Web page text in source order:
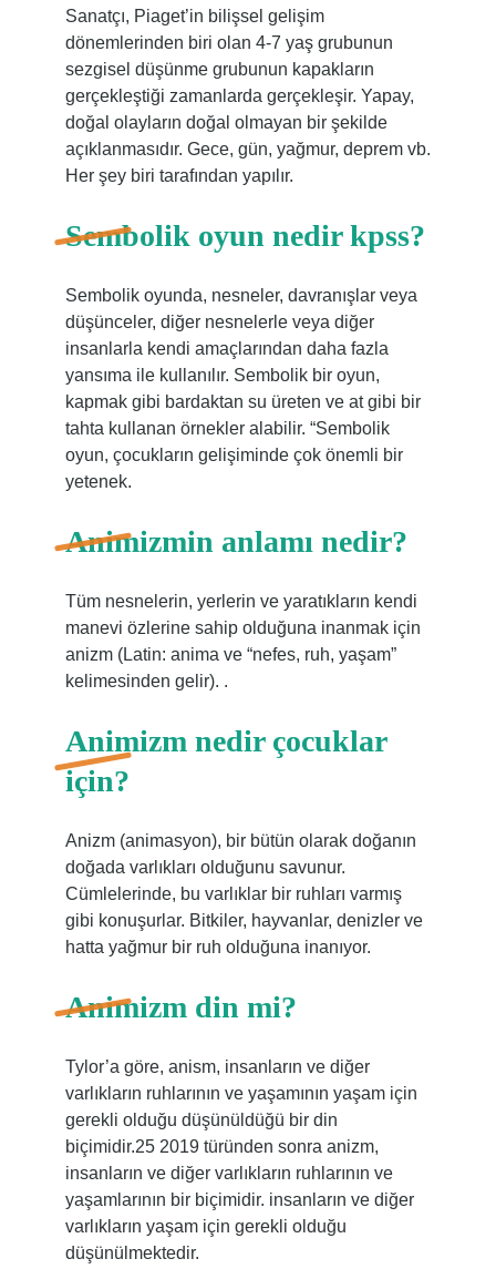
Sanatçı, Piaget’in bilişsel gelişim
dönemlerinden biri olan 4-7 yaş grubunun
sezgisel düşünme grubunun kapakların
gerçekleştiği zamanlarda gerçekleşir. Yapay,
doğal olayların doğal olmayan bir şekilde
açıklanmasıdır. Gece, gün, yağmur, deprem vb.
Her şey biri tarafından yapılır.
Sembolik oyun nedir kpss?
Sembolik oyunda, nesneler, davranışlar veya
düşünceler, diğer nesnelerle veya diğer
insanlarla kendi amaçlarından daha fazla
yansıma ile kullanılır. Sembolik bir oyun,
kapmak gibi bardaktan su üreten ve at gibi bir
tahta kullanan örnekler alabilir. “Sembolik
oyun, çocukların gelişiminde çok önemli bir
yetenek.
Animizmin anlamı nedir?
Tüm nesnelerin, yerlerin ve yaratıkların kendi
manevi özlerine sahip olduğuna inanmak için
anizm (Latin: anima ve “nefes, ruh, yaşam”
kelimesinden gelir). .
Animizm nedir çocuklar
için?
Anizm (animasyon), bir bütün olarak doğanın
doğada varlıkları olduğunu savunur.
Cümlelerinde, bu varlıklar bir ruhları varmış
gibi konuşurlar. Bitkiler, hayvanlar, denizler ve
hatta yağmur bir ruh olduğuna inanıyor.
Animizm din mi?
Tylor’a göre, anism, insanların ve diğer
varlıkların ruhlarının ve yaşamının yaşam için
gerekli olduğu düşünüldüğü bir din
biçimidir.25 2019 türünden sonra anizm,
insanların ve diğer varlıkların ruhlarının ve
yaşamlarının bir biçimidir. insanların ve diğer
varlıkların yaşam için gerekli olduğu
düşünülmektedir.